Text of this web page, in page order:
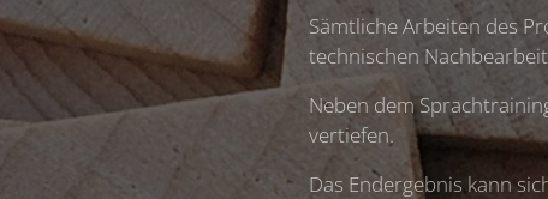
Sämtliche Arbeiten des
technischen
Neben dem
vertiefen.
Das Endergebnis kann